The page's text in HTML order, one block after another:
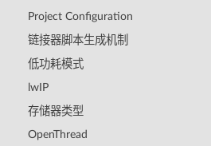
Project Configuration
链接器脚本生成机制
低功耗模式
lwIP
存储器类型
OpenThread